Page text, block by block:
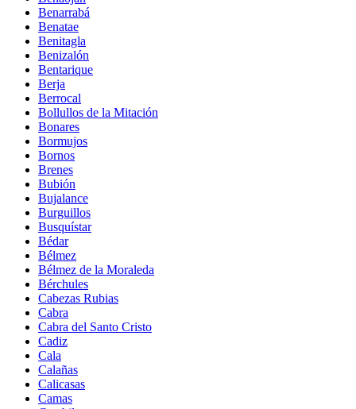
Benarrabá
Benatae
Benitagla
Benizalón
Bentarique
Berja
Berrocal
Bollullos de la Mitación
Bonares
Bormujos
Bornos
Brenes
Bubión
Bujalance
Burguillos
Busquístar
Bédar
Bélmez
Bélmez de la Moraleda
Bérchules
Cabezas Rubias
Cabra
Cabra del Santo Cristo
Cadiz
Cala
Calañas
Calicasas
Camas